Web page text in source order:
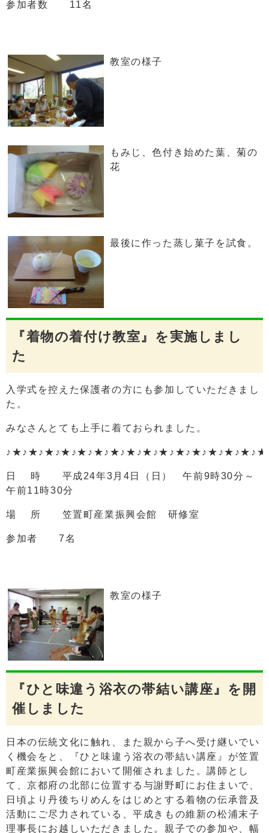
参加者数 11名
教室の様子
もみじ、色付き始めた葉、菊の
花
最後に作った蒸し菓子を試食。
『着物の着付け教室』を実施しまし
た
入学式を控えた保護者の方にも参加していただきまし
た。
みなさんとても上手に着ておられました。
日 時 平成24年3月4日（日） 午前9時30分～
午前11時30分
場 所 笠置町産業振興会館 研修室
参加者 7名
教室の様子
『ひと味違う浴衣の帯結い講座』を開
催しました
日本の伝統文化に触れ、また親から子へ受け継いでい
く機会をと、『ひと味違う浴衣の帯結い講座』が笠置
町産業振興会館において開催されました。講師とし
て、京都府の北部に位置する与謝野町にお住まいで、
日頃より丹後ちりめんをはじめとする着物の伝承普及
活動にご尽力されている、平成きもの維新の松浦末子
理事長にお越しいただきました。親子での参加や、幅